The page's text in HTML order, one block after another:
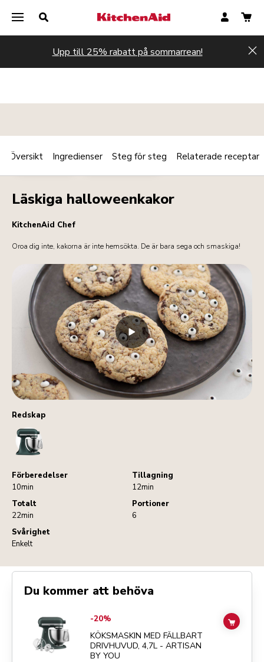
Upp till 25% rabatt på sommarrean!
Redskap
StandMixer
Förberedelser
10min
Tillagning
12min
Totalt
22min
Portioner
6
Svårighet
Enkelt
EFTERRÄTTER FRUKOST/BRUNCH Print
Share
Läskiga halloweenkakor
KitchenAid Chef
Oroa dig inte, kakorna är inte hemsökta. De är bara sega och smaskiga!
Översikt Ingredienser Steg för steg Relaterade receptar
Du kommer att behöva
Go toKÖKSMASKIN MED FÄLLBART DRIVHUVUD, 4,7L - ARTISAN
-20%
KÖKSMASKIN MED FÄLLBART
DRIVHUVUD, 4,7L - ARTISAN
BY YOU
ADD